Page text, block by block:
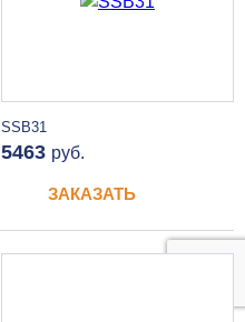
SSB31
5463 руб.
ЗАКАЗАТЬ